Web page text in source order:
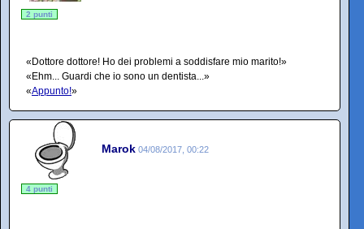
2 punti
«Dottore dottore! Ho dei problemi a soddisfare mio marito!»
«Ehm... Guardi che io sono un dentista...»
«Appunto!»
Marok 04/08/2017, 00:22
4 punti